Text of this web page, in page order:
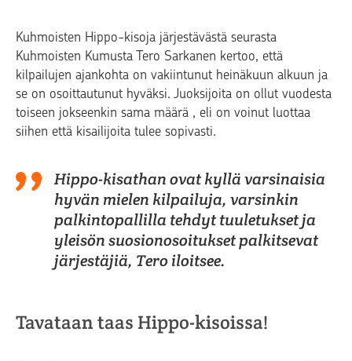
Kuhmoisten Hippo-kisoja järjestävästä seurasta
Kuhmoisten Kumusta Tero Sarkanen kertoo, että
kilpailujen ajankohta on vakiintunut heinäkuun alkuun ja
se on osoittautunut hyväksi. Juoksijoita on ollut vuodesta
toiseen jokseenkin sama määrä , eli on voinut luottaa
siihen että kisailijoita tulee sopivasti.
Hippo-kisathan ovat kyllä varsinaisia
hyvän mielen kilpailuja, varsinkin
palkintopallilla tehdyt tuuletukset ja
yleisön suosionosoitukset palkitsevat
järjestäjiä, Tero iloitsee.
Tavataan taas Hippo-kisoissa!